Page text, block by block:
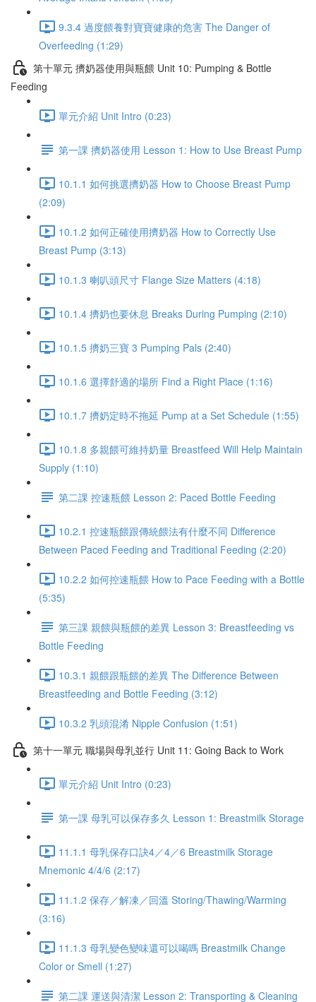
9.3.4 過度餵養對寶寶健康的危害 The Danger of
Overfeeding (1:29)
第十單元 擠奶器使用與瓶餵 Unit 10: Pumping & Bottle
Feeding
單元介紹 Unit Intro (0:23)
第一課 擠奶器使用 Lesson 1: How to Use Breast Pump
10.1.1 如何挑選擠奶器 How to Choose Breast Pump
(2:09)
10.1.2 如何正確使用擠奶器 How to Correctly Use
Breast Pump (3:13)
10.1.3 喇叭頭尺寸 Flange Size Matters (4:18)
10.1.4 擠奶也要休息 Breaks During Pumping (2:10)
10.1.5 擠奶三寶 3 Pumping Pals (2:40)
10.1.6 選擇舒適的場所 Find a Right Place (1:16)
10.1.7 擠奶定時不拖延 Pump at a Set Schedule (1:55)
10.1.8 多親餵可維持奶量 Breastfeed Will Help Maintain
Supply (1:10)
第二課 控速瓶餵 Lesson 2: Paced Bottle Feeding
10.2.1 控速瓶餵跟傳統餵法有什麼不同 Difference
Between Paced Feeding and Traditional Feeding (2:20)
10.2.2 如何控速瓶餵 How to Pace Feeding with a Bottle
(5:35)
第三課 親餵與瓶餵的差異 Lesson 3: Breastfeeding vs
Bottle Feeding
10.3.1 親餵跟瓶餵的差異 The Difference Between
Breastfeeding and Bottle Feeding (3:12)
10.3.2 乳頭混淆 Nipple Confusion (1:51)
第十一單元 職場與母乳並行 Unit 11: Going Back to Work
單元介紹 Unit Intro (0:23)
第一課 母乳可以保存多久 Lesson 1: Breastmilk Storage
11.1.1 母乳保存口訣4／4／6 Breastmilk Storage
Mnemonic 4/4/6 (2:17)
11.1.2 保存／解凍／回溫 Storing/Thawing/Warming
(3:16)
11.1.3 母乳變色變味還可以喝嗎 Breastmilk Change
Color or Smell (1:27)
第二課 運送與清潔 Lesson 2: Transporting & Cleaning